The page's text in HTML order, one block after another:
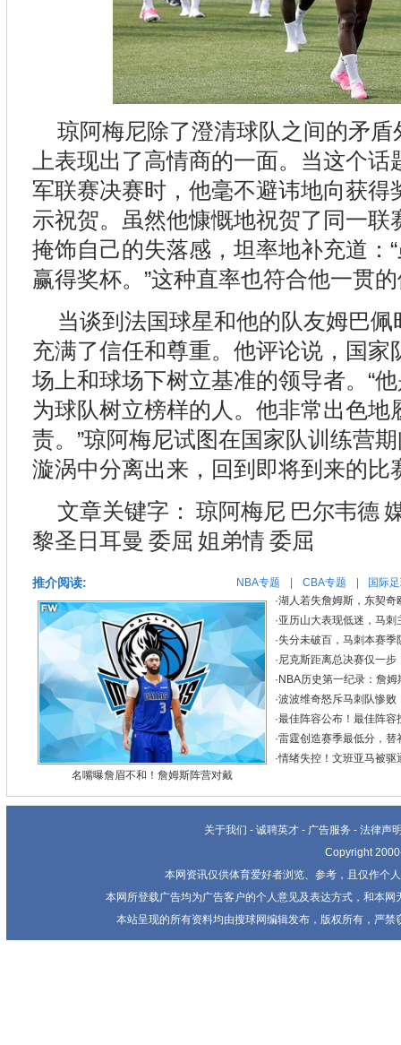
琼阿梅尼除了澄清球队之间的矛
上表现出了高情商的一面。当这个
军联赛决赛时，他毫不避讳地向获得
示祝贺。虽然他慷慨地祝贺了同一联
掩饰自己的失落感，坦率地补充道：
赢得奖杯。”这种直率也符合他一贯
当谈到法国球星和他的队友姆巴
充满了信任和尊重。他评论说，国家
场上和球场下树立基准的领导者。“
为球队树立榜样的人。他非常出色地
责。”琼阿梅尼试图在国家队训练营
漩涡中分离出来，回到即将到来的比
文章关键字： 琼阿梅尼 巴尔韦德
黎圣日耳曼 委屈 姐弟情 委屈
推介阅读: NBA专题 CBA专题 国际
名嘴曝詹眉不和！詹姆斯阵营对戴
·湖人若失詹姆斯，东契奇
·亚历山大表现低迷，马刺
·失分未破百，马刺本赛季
·尼克斯距离总决赛仅一
· NBA历史第一纪录：詹
·波波维奇怒斥马刺队惨败
·最佳阵容公布！最佳阵容
·雷霆创造赛季最低分，替
·情绪失控！文班亚马被驱
关于我们 - 诚聘英才 - 广告服务 - 法律声
Copyright
本网资讯仅供体育爱好者浏览、参考，且仅作个
本网所登载广告均为广告客户的个人意见及表达方式，和本
本站呈现的所有资料均由搜球网编辑发布，版权所有，严